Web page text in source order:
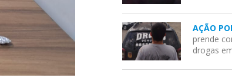
AÇÃO
prende
drogas